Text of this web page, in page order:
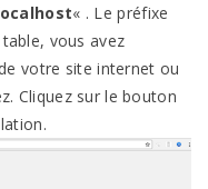
« . Le préfixe
vous avez
votre site internet ou
Cliquez sur le bouton